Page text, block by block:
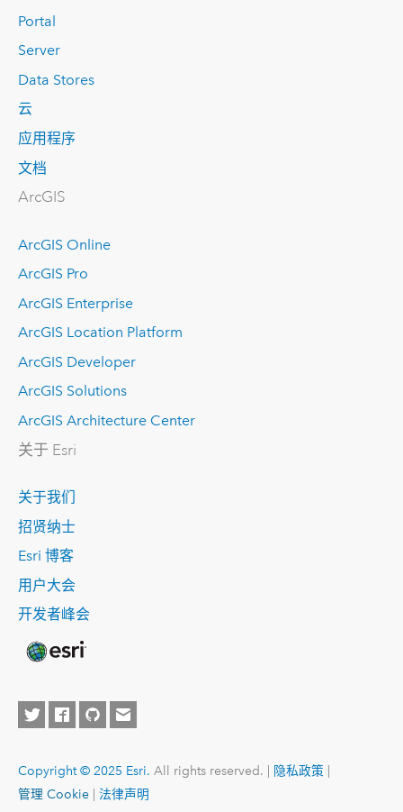
Portal
Server
Data Stores
云
应用程序
文档
ArcGIS
ArcGIS Online
ArcGIS Pro
ArcGIS Enterprise
ArcGIS Location Platform
ArcGIS Developer
ArcGIS Solutions
ArcGIS Architecture Center
关于 Esri
关于我们
招贤纳士
Esri 博客
用户大会
开发者峰会
Copyright © 2025 Esri. All rights reserved. | 隐私政策
管理 Cookie
法律声明